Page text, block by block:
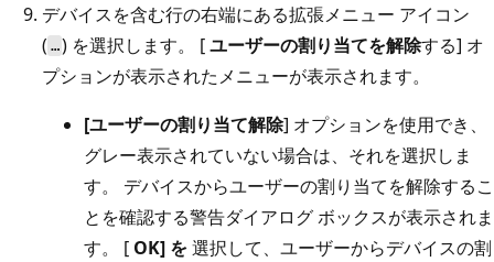
デバイスを含む行の右端にある拡張メニュー アイコン
( …) を選択します。 [ユーザーの割り当てを解除する] オ
プションが表示されたメニューが表示されます。
[ユーザーの割り当て解除] オプションを使用でき、
グレー表示されていない場合は、それを選択しま
す。 デバイスからユーザーの割り当てを解除するこ
とを確認する警告ダイアログ ボックスが表示されま
す。 [ OK] を選択して、ユーザーからデバイスの割